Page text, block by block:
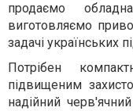
продаємо
виготовляємо
задачі українських
Потрібен
підвищеним
надійний